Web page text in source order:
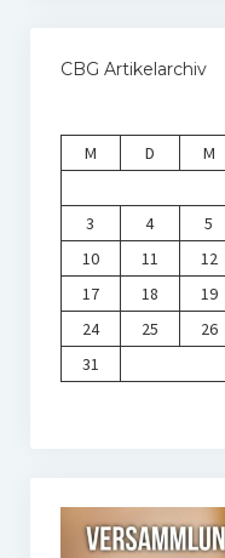
CBG Artikelarchiv
M
D M
3
4 5
10
11 12
17
18 19
24
25 26
31